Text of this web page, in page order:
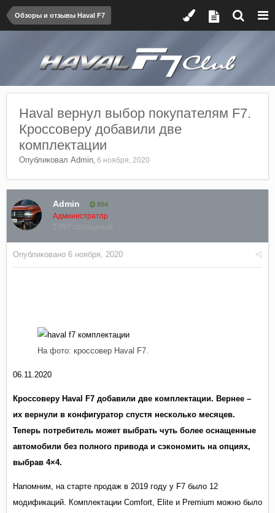
Обзоры и отзывы Haval F7
Haval вернул выбор покупателям F7.
Кроссоверу добавили две
комплектации
Опубликовал Admin, 6 ноября, 2020
Admin 894
Администратор
2 097 сообщений
Опубликовано 6 ноября, 2020
На фото: кроссовер Haval F7.
06.11.2020
Кроссоверу Haval F7 добавили две комплектации. Вернее –
их вернули в конфигуратор спустя несколько месяцев.
Теперь потребитель может выбрать чуть более оснащенные
автомобили без полного привода и сэкономить на опциях,
выбрав 4×4.
Напомним, на старте продаж в 2019 году у F7 было 12
модификаций. Комплектации Comfort, Elite и Premium можно было